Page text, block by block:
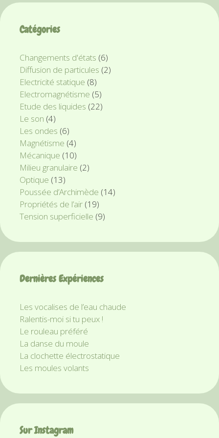
Catégories
Changements d'états (6)
Diffusion de particules (2)
Electricité statique (8)
Electromagnétisme (5)
Etude des liquides (22)
Le son (4)
Les ondes (6)
Magnétisme (4)
Mécanique (10)
Milieu granulaire (2)
Optique (13)
Poussée d’Archimède (14)
Propriétés de l’air (19)
Tension superficielle (9)
Dernières Expériences
Les vocalises de l’eau chaude
Ralentis-moi si tu peux !
Le rouleau préféré
La danse du moule
La clochette électrostatique
Les moules volants
Sur Instagram